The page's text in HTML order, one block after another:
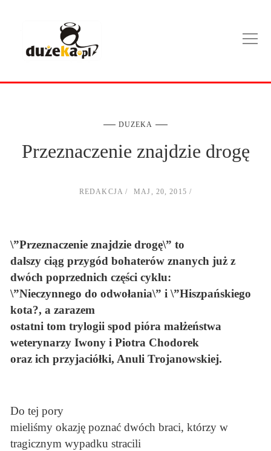
DUZEKA
Przeznaczenie znajdzie drogę
REDAKCJA MAJ, 20, 2015
\”Przeznaczenie znajdzie drogę\” to
dalszy ciąg przygód bohaterów znanych już z
dwóch poprzednich części cyklu:
\”Nieczynnego do odwołania\” i \”Hiszpańskiego
kota?, a zarazem
ostatni tom trylogii spod pióra małżeństwa
weterynarzy Iwony i Piotra Chodorek
oraz ich przyjaciółki, Anuli Trojanowskiej.
Do tej pory
mieliśmy okazję poznać dwóch braci, którzy w
tragicznym wypadku stracili